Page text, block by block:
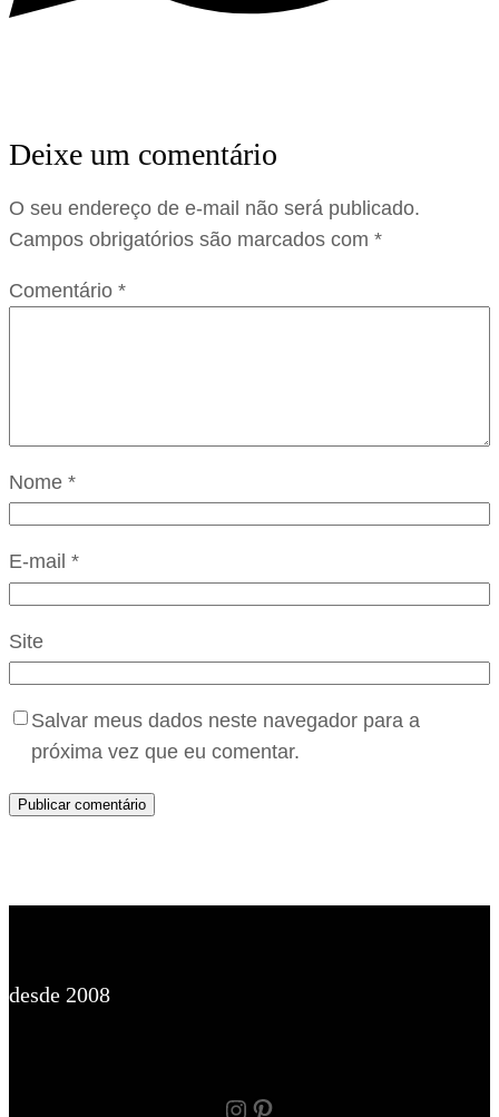
Deixe um comentário
O seu endereço de e-mail não será publicado.
Campos obrigatórios são marcados com *
Comentário *
Nome *
E-mail *
Site
Salvar meus dados neste navegador para a
próxima vez que eu comentar.
desde 2008
Instagram Pinterest